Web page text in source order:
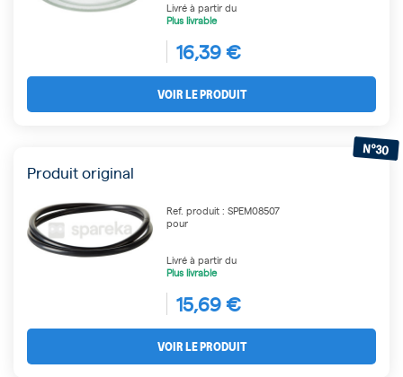
Livré à partir du
Plus livrable
16,39 €
VOIR LE PRODUIT
Produit original
N°30
Ref. produit : SPEM08507
pour
Livré à partir du
Plus livrable
15,69 €
VOIR LE PRODUIT